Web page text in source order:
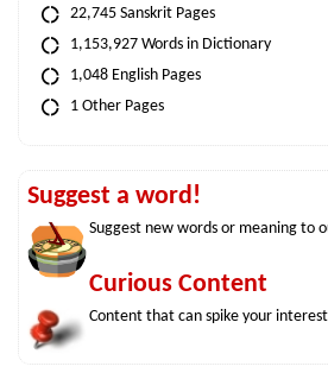
22,745 Sanskrit Pages
1,153,927 Words in Dictionary
1,048 English Pages
1 Other Pages
Suggest a word!
Suggest new words or meaning to
Curious Content
Content that can spike your